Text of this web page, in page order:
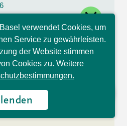
Basel
verwendet Cookies, um
Service zu gewährleisten.
der Website stimmen
Cookies zu. Weitere
ich bin Sophia und
beantworte gerne Ihre
Fragen.
close